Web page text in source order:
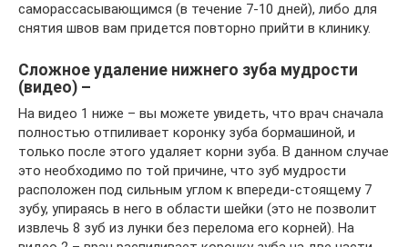
саморассасывающимся (в течение 7-10 дней), либо для
снятия швов вам придется повторно прийти в клинику.
Сложное удаление нижнего зуба мудрости
(видео) –
На видео 1 ниже – вы можете увидеть, что врач сначала
полностью отпиливает коронку зуба бормашиной, и
только после этого удаляет корни зуба. В данном случае
это необходимо по той причине, что зуб мудрости
расположен под сильным углом к впереди-стоящему 7
зубу, упираясь в него в области шейки (это не позволит
извлечь 8 зуб из лунки без перелома его корней). На